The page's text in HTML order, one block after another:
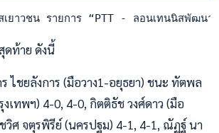
ยาวชน รายการ “PTT - ลอนเทนนิสพัฒน
ดท้าย ดังนี้
ไชยลังการ (มือวาง1-อยุธยา) ชนะ ทัตพล
เทพฯ) 4-0, 4-0, กิตติธัช วงศ์ดาว (มือ
วิศ จตุรพิรีย์ (นครปฐม) 4-1, 4-1, ณัฏฐ์ นา